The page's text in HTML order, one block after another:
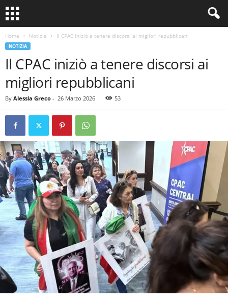
Home Notizia Il CPAC iniziò a tenere discorsi ai migliori repubblicani
NOTIZIA
Il CPAC iniziò a tenere discorsi ai
migliori repubblicani
By Alessia Greco - 26 Marzo 2026 53